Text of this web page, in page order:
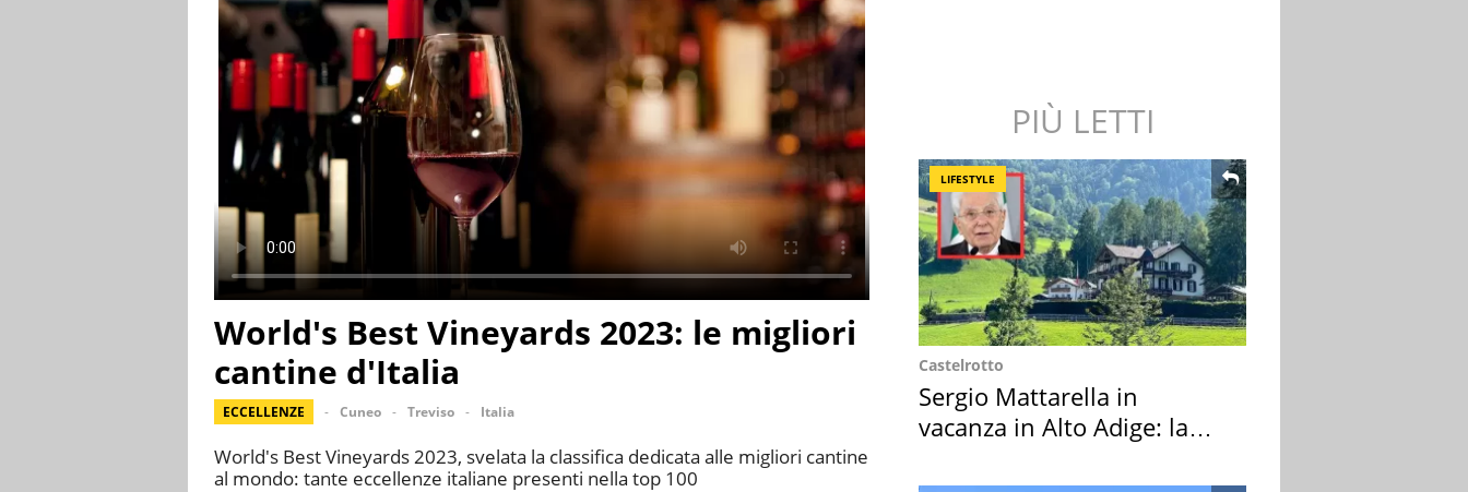
World's Best Vineyards 2023: le migliori
cantine d'Italia
ECCELLENZE Cuneo Treviso Italia
World's Best Vineyards 2023, svelata la classifica dedicata alle migliori cantine
al mondo: tante eccellenze italiane presenti nella top 100
PIÙ LETTI
LIFESTYLE
Castelrotto
Sergio Mattarella in
vacanza in Alto Adige: la